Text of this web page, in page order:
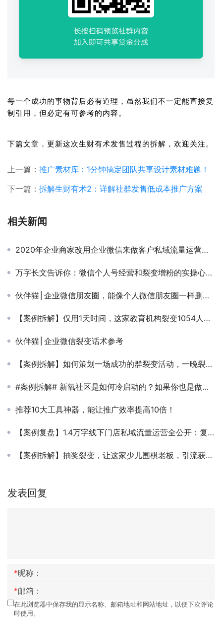
每一个成功的事物背后必有道理，虽然我们不一定能直接复
制引用，但必定有可参考的内容。
下篇文章，更新这次生财有术发售过程的拆解，欢迎关注。
上一篇： 推广素材库：1分钟搞定团队共享设计素材难题！
下一篇： 拆解生财有术2：详解社群发售低成本推广方案
相关新闻
2020年企业商家改用企业微信来做客户私域流量运营，企业的得与失到底是什么？增值功能场景有哪些？
万字长文告诉你：微信个人号经营和裂变增粉的实操心法大全
伙伴猫│企业微信朋友圈，能像个人微信朋友圈一样删除吗？重新推一条能接收吗？
【案例拆解】仅用1天时间，这家教育机构裂变1054人到个人微信
伙伴猫│企业微信裂变话术参考
【案例拆解】如何策划一场成功的群裂变活动，一晚裂变100+社群？
#案例拆解# 新氧社区是如何冷启动的？如果你也是做社群的，一定要看看这篇！！！
推荐10大工具神器，能让推广效率提高10倍！
【案例复盘】1.4万字线下门店私域流量运营全公开：复购提升4倍、业绩提升5倍！
【案例拆解】抽奖裂变，让这家少儿围棋老板，引流获客2616人！
发表回复
*昵称：
*邮箱：
在此浏览器中保存我的显示名称、邮箱地址和网站地址，以便下次评论
时使用。